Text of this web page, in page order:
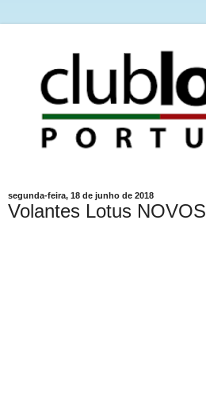
segunda-feira, 18 de junho de 2018
Volantes Lotus NOVOS